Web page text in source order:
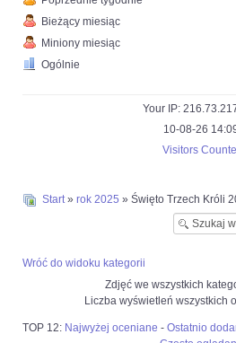
Bieżący miesiąc
Miniony miesiąc
Ogólnie
Your IP:
10-08-26
Visitors
Start» rok 2025 » Święto Trzech Króli
Wróć do widoku kategorii
Zdjęć we wszystkich
Liczba wyświetleń wszystkich
TOP 12: Najwyżej oceniane - Ostatnio